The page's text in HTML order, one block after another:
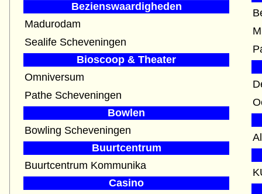
Bezienswaardigheden
Madurodam
Sealife Scheveningen
Bioscoop & Theater
Omniversum
Pathe Scheveningen
Bowlen
Bowling Scheveningen
Buurtcentrum
Buurtcentrum Kommunika
Casino